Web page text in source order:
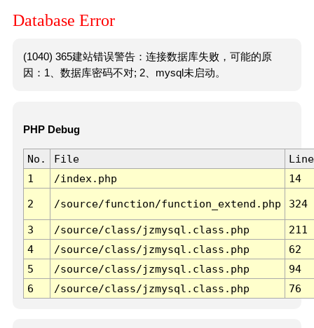
Database Error
(1040) 365建站错误警告：连接数据库失败，可能的原
因：1、数据库密码不对; 2、mysql未启动。
PHP Debug
No. File
Line
1
/index.php 14
2 /source/function/function_extend.php 324
3 /source/class/jzmysql.class.php
211
4
/source/class/jzmysql.class.php
62
5
/source/class/jzmysql.class.php
94
6
/source/class/jzmysql.class.php 76